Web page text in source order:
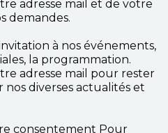
adresse mail et de votre
demandes.
à nos événements,
la programmation.
adresse mail pour rester
diverses actualités et
consentement Pour